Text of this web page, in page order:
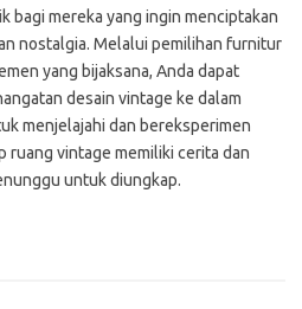
bagi mereka yang ingin menciptakan
nostalgia. Melalui pemilihan furnitur
yang bijaksana, Anda dapat
desain vintage ke dalam
menjelajahi dan bereksperimen
ruang vintage memiliki cerita dan
untuk diungkap.